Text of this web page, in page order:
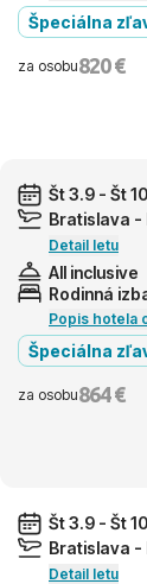
Špeciálna
za osobu820 €
Št 3.9 - Št
Bratislava -
Detail letu
All inclusive
Rodinná
Popis hotela
Špeciálna
za osobu864 €
Št 3.9 - Št
Bratislava -
Detail letu